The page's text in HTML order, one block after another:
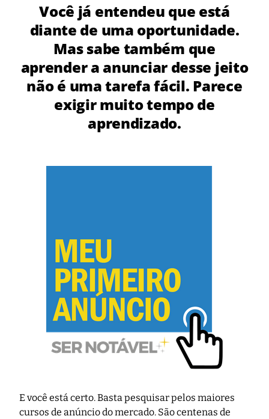
Você já entendeu que está
diante de uma oportunidade.
Mas sabe também que
aprender a anunciar desse jeito
não é uma tarefa fácil. Parece
exigir muito tempo de
aprendizado.
E você está certo. Basta pesquisar pelos maiores
cursos de anúncio do mercado. São centenas de